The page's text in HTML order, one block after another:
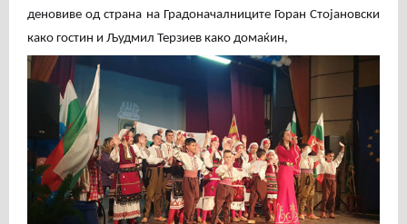
деновиве од страна на Градоначалниците Горан Стојановски
како гостин и Људмил Терзиев како домаќин,